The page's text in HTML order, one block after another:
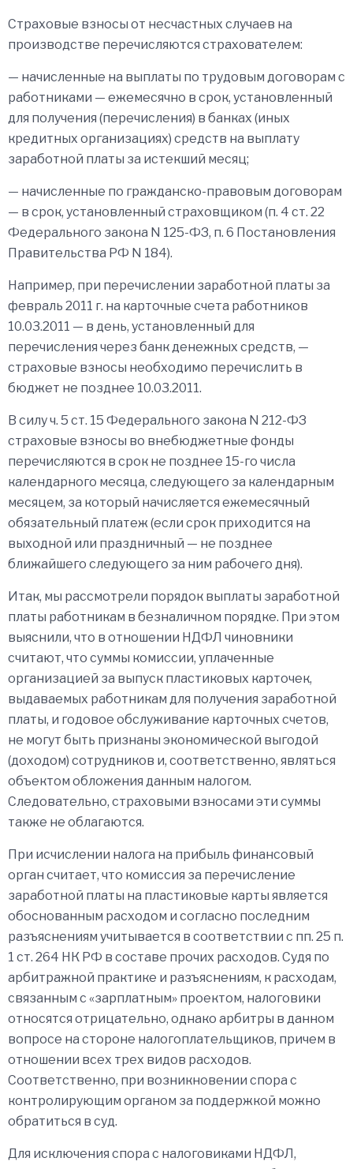
Страховые взносы от несчастных случаев на
производстве перечисляются страхователем:
— начисленные на выплаты по трудовым договорам с
работниками — ежемесячно в срок, установленный
для получения (перечисления) в банках (иных
кредитных организациях) средств на выплату
заработной платы за истекший месяц;
— начисленные по гражданско-правовым договорам
— в срок, установленный страховщиком (п. 4 ст. 22
Федерального закона N 125-ФЗ, п. 6 Постановления
Правительства РФ N 184).
Например, при перечислении заработной платы за
февраль 2011 г. на карточные счета работников
10.03.2011 — в день, установленный для
перечисления через банк денежных средств, —
страховые взносы необходимо перечислить в
бюджет не позднее 10.03.2011.
В силу ч. 5 ст. 15 Федерального закона N 212-ФЗ
страховые взносы во внебюджетные фонды
перечисляются в срок не позднее 15-го числа
календарного месяца, следующего за календарным
месяцем, за который начисляется ежемесячный
обязательный платеж (если срок приходится на
выходной или праздничный — не позднее
ближайшего следующего за ним рабочего дня).
Итак, мы рассмотрели порядок выплаты заработной
платы работникам в безналичном порядке. При этом
выяснили, что в отношении НДФЛ чиновники
считают, что суммы комиссии, уплаченные
организацией за выпуск пластиковых карточек,
выдаваемых работникам для получения заработной
платы, и годовое обслуживание карточных счетов,
не могут быть признаны экономической выгодой
(доходом) сотрудников и, соответственно, являться
объектом обложения данным налогом.
Следовательно, страховыми взносами эти суммы
также не облагаются.
При исчислении налога на прибыль финансовый
орган считает, что комиссия за перечисление
заработной платы на пластиковые карты является
обоснованным расходом и согласно последним
разъяснениям учитывается в соответствии с пп. 25 п.
1 ст. 264 НК РФ в составе прочих расходов. Судя по
арбитражной практике и разъяснениям, к расходам,
связанным с «зарплатным» проектом, налоговики
относятся отрицательно, однако арбитры в данном
вопросе на стороне налогоплательщиков, причем в
отношении всех трех видов расходов.
Соответственно, при возникновении спора с
контролирующим органом за поддержкой можно
обратиться в суд.
Для исключения спора с налоговиками НДФЛ,